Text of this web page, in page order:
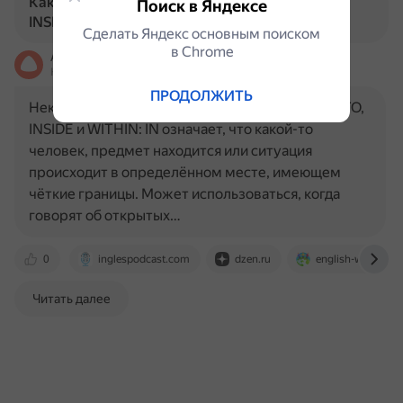
INSIDE и WITHIN?
Алиса
0 inglespodcast.com dzen.ru english-with-
Некоторые различия между предлогами IN, INTO,
INSIDE и WITHIN: IN означает, что какой-то
человек, предмет находится или ситуация
происходит в определённом месте, имеющем
чёткие границы. Может использоваться, когда
говорят об открытых…
Читать далее
Поиск в Яндексе
Сделать Яндекс основным поиском
в Сhrome
ПРОДОЛЖИТЬ